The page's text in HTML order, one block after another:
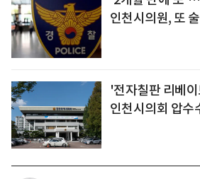
인천시의원, 또
'전자칠판 리베
인천시의회 압수